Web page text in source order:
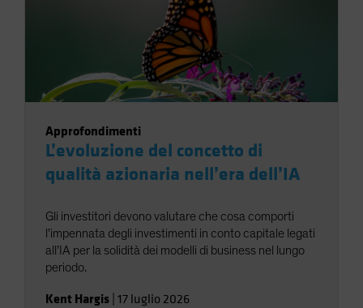
Approfondimenti
L’evoluzione del concetto di
qualità azionaria nell’era dell’IA
Gli investitori devono valutare che cosa comporti
l’impennata degli investimenti in conto capitale legati
all’IA per la solidità dei modelli di business nel lungo
periodo.
Kent Hargis 17 luglio 2026